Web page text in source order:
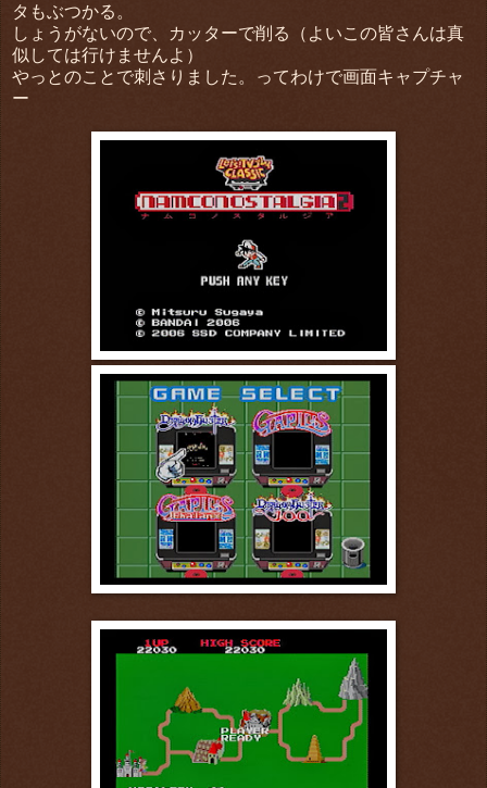
タもぶつかる。
しょうがないので、カッターで削る（よいこの皆さんは真
似しては行けませんよ）
やっとのことで刺さりました。ってわけで画面キャプチャ
ー